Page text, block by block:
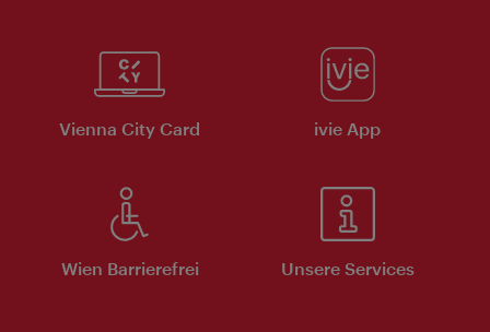
Vienna City Card ivie App
Wien Barrierefrei Unsere Services